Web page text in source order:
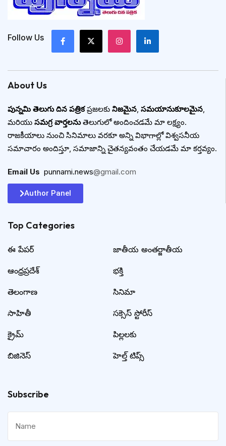
Follow Us
About Us
పున్నమి తెలుగు దిన పత్రికప్రజలకు నిజమైన, సమయానుకూలమైన,
మరియు సమగ్ర వార్తలనుతెలుగులో అందించడమే మా లక్ష్యం.
రాజకీయాలు నుంచి సినిమాలు వరకూ అన్ని విభాగాల్లో విశ్వసనీయ
సమాచారం అందిస్తూ, సమాజాన్ని చైతన్యవంతం చేయడమే మా కర్తవ్యం.
Email Us punnami.news@gmail.com
Author Panel
Top Categories​
ఈ పేపర్
ఆంధ్రప్రదేశ్
తెలంగాణ
సాహితీ
క్రైమ్
బిజినెస్
జాతీయ అంతర్జాతీయ
భక్తి
సినిమా
సక్సెస్ స్టోరీస్
పిల్లలకు
హెల్త్ టిప్స్
Subscribe